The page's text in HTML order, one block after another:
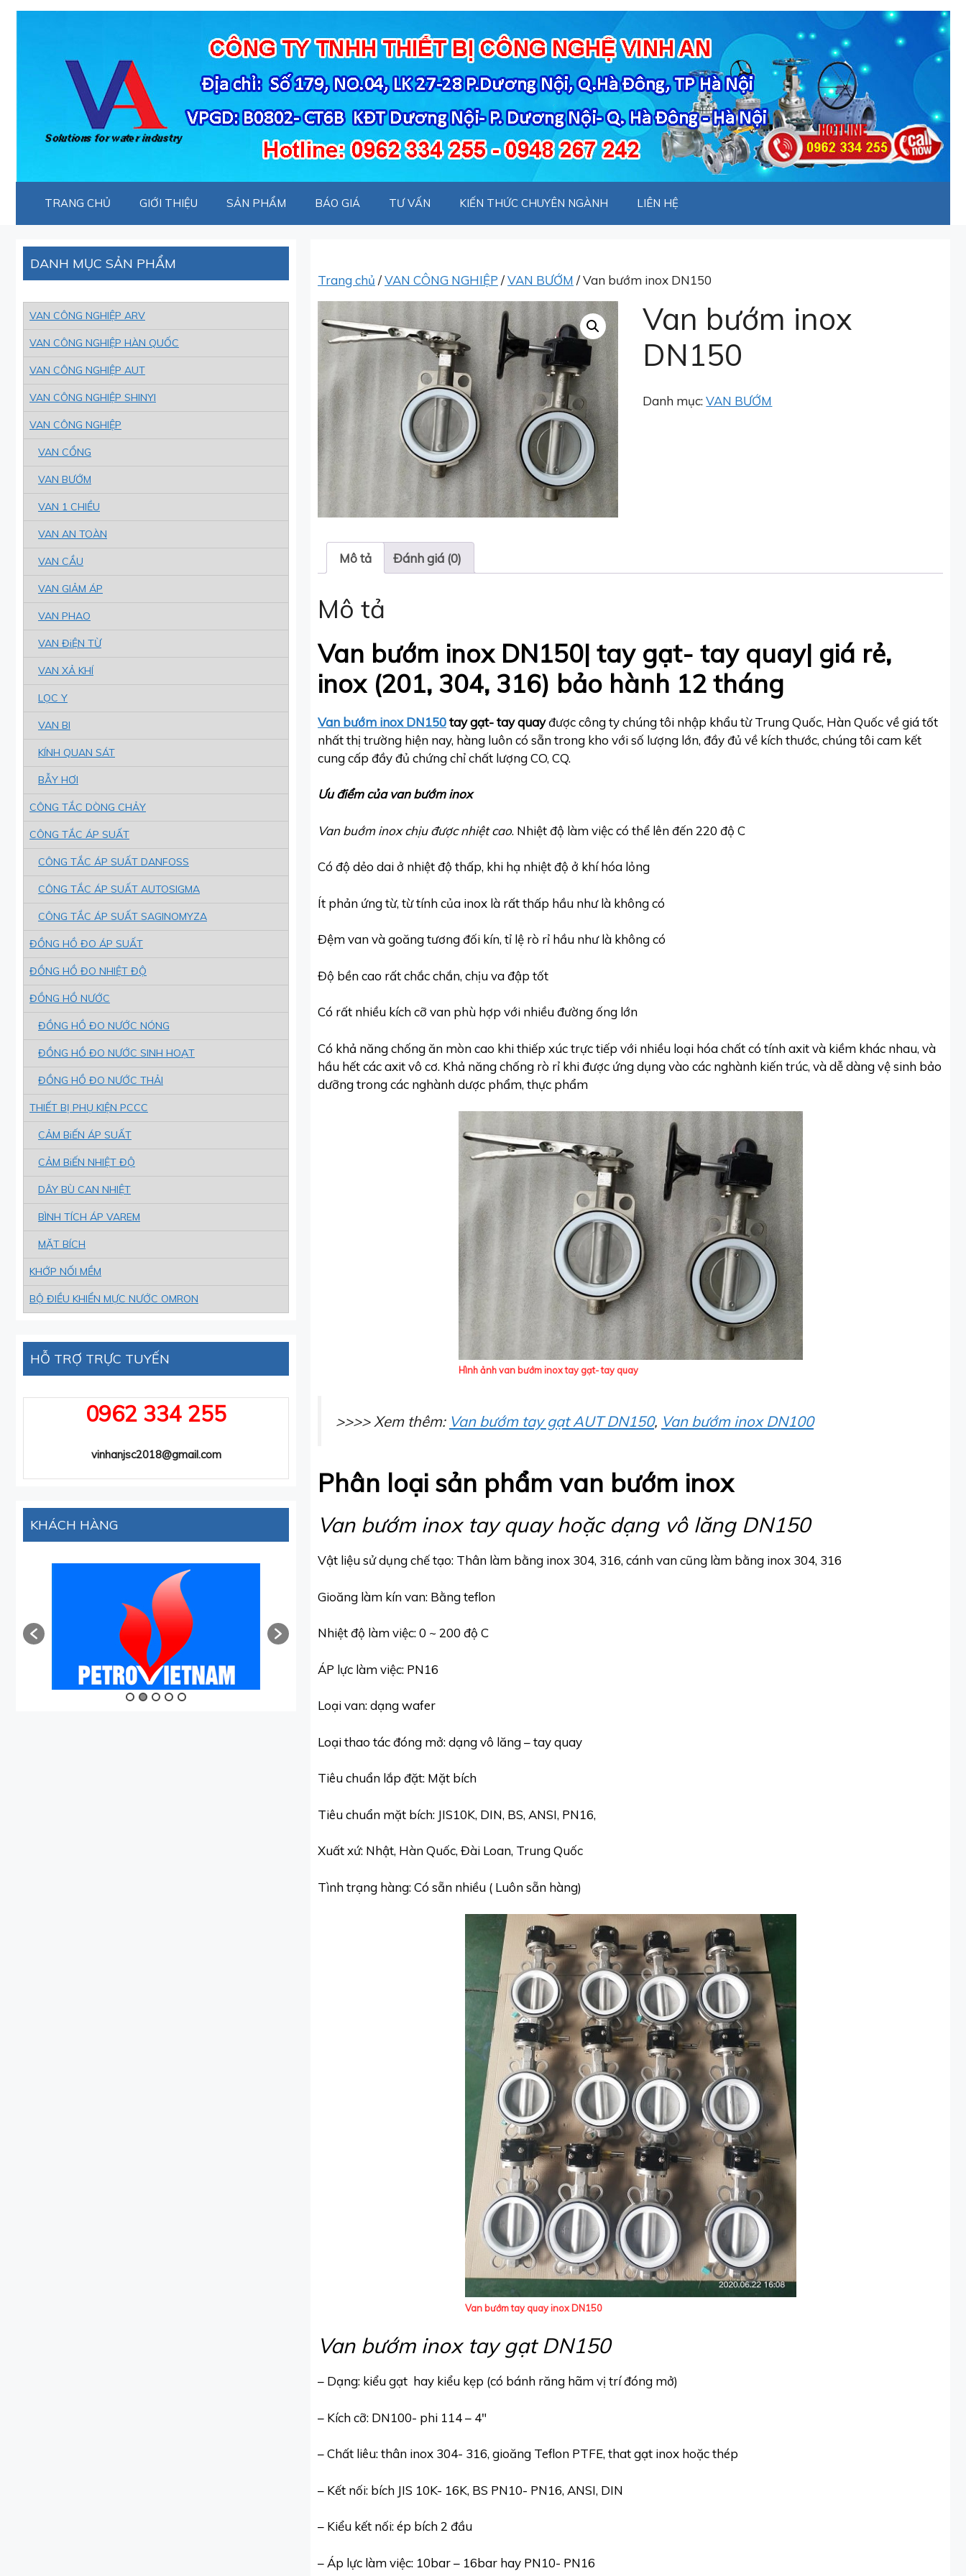
Chuyển
TRANG CHỦ GIỚI THIỆU SẢN PHẨM BÁO GIÁ TƯ VẤN KIẾN THỨC CHUYÊN NGÀNH LIÊN HỆ
Trang chủ /VAN CÔNG NGHIỆP /VAN BƯỚM / Van bướm inox DN150
Van bướm inox
DN150
Danh mục:VAN BƯỚM
Mô tả Đánh giá (0)
Mô tả
Van bướm inox DN150| tay gạt- tay quay| giá rẻ,
inox (201, 304, 316) bảo hành 12 tháng
Van bướm inoxDN150tay gạt- tay quayđược công ty chúng tôi nhập khẩu từ Trung Quốc, Hàn Quốc về giá tốt
nhất thị trường hiện nay, hàng luôn có sẵn trong kho với số lượng lớn, đầy đủ về kích thước, chúng tôi cam kết
cung cấp đầy đủ chứng chỉ chất lượng CO, CQ.
Ưu điểm của van bướm inox
Van buớm inox chịu được nhiệt cao. Nhiệt độ làm việc có thể lên đến 220 độ C
Có độ dẻo dai ở nhiệt độ thấp, khi hạ nhiệt độ ở khí hóa lỏng
Ít phản ứng từ, từ tính của inox là rất thấp hầu như là không có
Đệm van và goăng tương đối kín, tỉ lệ rò rỉ hầu như là không có
Độ bền cao rất chắc chắn, chịu va đập tốt
Có rất nhiều kích cỡ van phù hợp với nhiều đường ống lớn
Có khả năng chống ăn mòn cao khi thiếp xúc trực tiếp với nhiều loại hóa chất có tính axit và kiềm khác nhau, và
hầu hết các axit vô cơ. Khả năng chống rò rỉ khi được ứng dụng vào các nghành kiến trúc, và dễ dàng vệ sinh bảo
dưỡng trong các nghành dược phẩm, thực phẩm
Hình ảnh van bướm inox tay gạt- tay quay
>>>> Xem thêm: Van bướm tay gạt AUT DN150, Van bướm inox DN100
Phân loại sản phẩm van bướm inox
Van bướm inox tay quay hoặc dạng vô lăng DN150
Vật liệu sử dụng chế tạo: Thân làm bằng inox 304, 316, cánh van cũng làm bằng inox 304, 316
Gioăng làm kín van: Bằng teflon
Nhiệt độ làm việc: 0 ~ 200 độ C
ÁP lực làm việc: PN16
Loại van: dạng wafer
Loại thao tác đóng mở: dạng vô lăng – tay quay
Tiêu chuẩn lắp đặt: Mặt bích
Tiêu chuẩn mặt bích: JIS10K, DIN, BS, ANSI, PN16,
Xuất xứ: Nhật, Hàn Quốc, Đài Loan, Trung Quốc
Tình trạng hàng: Có sẵn nhiều ( Luôn sẵn hàng)
Van bướm tay quay inox DN150
Van bướm inox tay gạt DN150
– Dạng: kiểu gạt hay kiểu kẹp (có bánh răng hãm vị trí đóng mở)
– Kích cỡ: DN100- phi 114 – 4″
– Chất liêu: thân inox 304- 316, gioăng Teflon PTFE, that gạt inox hoặc thép
– Kết nối: bích JIS 10K- 16K, BS PN10- PN16, ANSI, DIN
– Kiểu kết nối: ép bích 2 đầu
– Áp lực làm việc: 10bar – 16bar hay PN10- PN16
DANH MỤC SẢN PHẨM
VAN CÔNG NGHIỆP ARV
VAN CÔNG NGHIỆP HÀN QUỐC
VAN CÔNG NGHIỆP AUT
VAN CÔNG NGHIỆP SHINYI
VAN CÔNG NGHIỆP
VAN CỔNG
VAN BƯỚM
VAN 1 CHIỀU
VAN AN TOÀN
VAN CẦU
VAN GIẢM ÁP
VAN PHAO
VAN ĐiỆN TỪ
VAN XẢ KHÍ
LỌC Y
VAN BI
KÍNH QUAN SÁT
BẪY HƠI
CÔNG TẮC DÒNG CHẢY
CÔNG TẮC ÁP SUẤT
CÔNG TẮC ÁP SUẤT DANFOSS
CÔNG TẮC ÁP SUẤT AUTOSIGMA
CÔNG TẮC ÁP SUẤT SAGINOMYZA
ĐỒNG HỒ ĐO ÁP SUẤT
ĐỒNG HỒ ĐO NHIỆT ĐỘ
ĐỒNG HỒ NƯỚC
ĐỒNG HỒ ĐO NƯỚC NÓNG
ĐỒNG HỒ ĐO NƯỚC SINH HOẠT
ĐỒNG HỒ ĐO NƯỚC THẢI
THIẾT BỊ PHỤ KIỆN PCCC
CẢM BiẾN ÁP SUẤT
CẢM BiẾN NHIỆT ĐỘ
DÂY BÙ CAN NHIỆT
BÌNH TÍCH ÁP VAREM
MẶT BÍCH
KHỚP NỐI MỀM
BỘ ĐIỀU KHIỂN MỰC NƯỚC OMRON
HỖ TRỢ TRỰC TUYẾN
0962 334 255
vinhanjsc2018@gmail.com
KHÁCH HÀNG